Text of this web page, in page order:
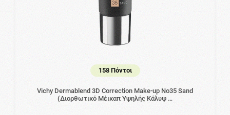
158 Πόντοι
Vichy Dermablend 3D Correction Make-up No35 Sand
(Διορθωτικό Μέικαπ Υψηλής Κάλυψ …